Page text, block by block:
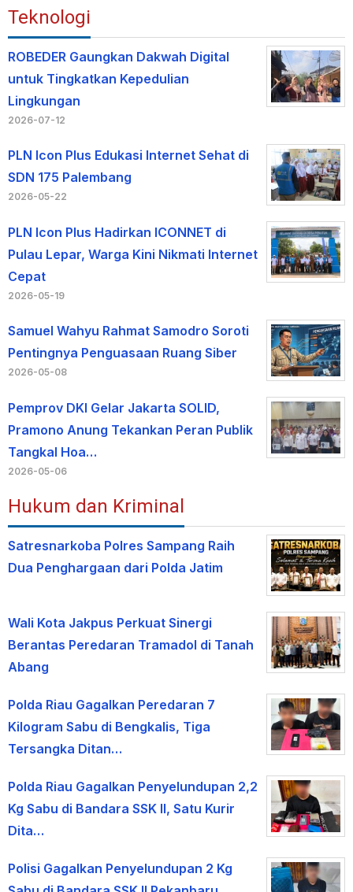
Teknologi
ROBEDER Gaungkan Dakwah Digital
untuk Tingkatkan Kepedulian
Lingkungan
2026-07-12
PLN Icon Plus Edukasi Internet Sehat di
SDN 175 Palembang
2026-05-22
PLN Icon Plus Hadirkan ICONNET di
Pulau Lepar, Warga Kini Nikmati Internet
Cepat
2026-05-19
Samuel Wahyu Rahmat Samodro Soroti
Pentingnya Penguasaan Ruang Siber
2026-05-08
Pemprov DKI Gelar Jakarta SOLID,
Pramono Anung Tekankan Peran Publik
Tangkal Hoa…
2026-05-06
Hukum dan Kriminal
Satresnarkoba Polres Sampang Raih
Dua Penghargaan dari Polda Jatim
Wali Kota Jakpus Perkuat Sinergi
Berantas Peredaran Tramadol di Tanah
Abang
Polda Riau Gagalkan Peredaran 7
Kilogram Sabu di Bengkalis, Tiga
Tersangka Ditan…
Polda Riau Gagalkan Penyelundupan 2,2
Kg Sabu di Bandara SSK II, Satu Kurir
Dita…
Polisi Gagalkan Penyelundupan 2 Kg